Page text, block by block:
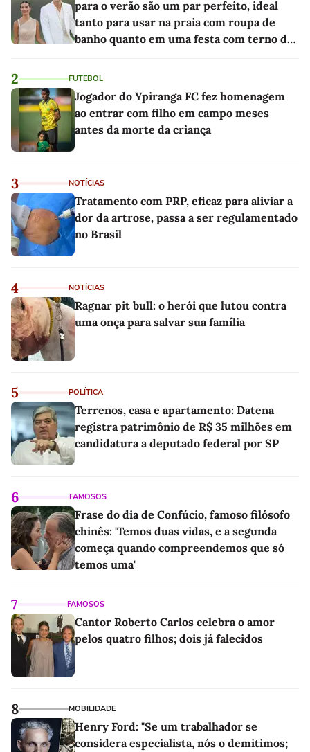
para o verão são um par perfeito, ideal
tanto para usar na praia com roupa de
banho quanto em uma festa com terno de
2 FUTEBOL
Jogador do Ypiranga FC fez homenagem
ao entrar com filho em campo meses
antes da morte da criança
3 NOTÍCIAS
Tratamento com PRP, eficaz para aliviar a
dor da artrose, passa a ser regulamentado
no Brasil
4 NOTÍCIAS
Ragnar pit bull: o herói que lutou contra
uma onça para salvar sua família
5 POLÍTICA
Terrenos, casa e apartamento: Datena
registra patrimônio de R$ 35 milhões em
candidatura a deputado federal por SP
6 FAMOSOS
Frase do dia de Confúcio, famoso filósofo
chinês: 'Temos duas vidas, e a segunda
começa quando compreendemos que só
temos uma'
7 FAMOSOS
Cantor Roberto Carlos celebra o amor
pelos quatro filhos; dois já falecidos
8 MOBILIDADE
Henry Ford: "Se um trabalhador se
considera especialista, nós o demitimos;